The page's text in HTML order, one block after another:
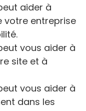
aider à
votre entreprise
vous aider à
site et à
vous aider à
dans les